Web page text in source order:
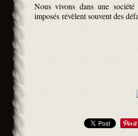
Nous vivons dans une
imposés révèlent souvent des